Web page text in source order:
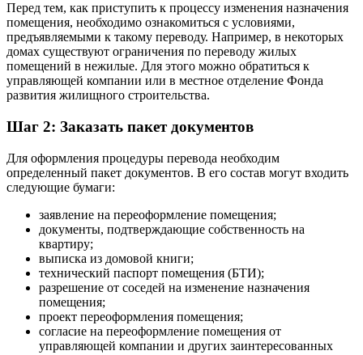
Перед тем, как приступить к процессу изменения назначения
помещения, необходимо ознакомиться с условиями,
предъявляемыми к такому переводу. Например, в некоторых
домах существуют ограничения по переводу жилых
помещений в нежилые. Для этого можно обратиться к
управляющей компании или в местное отделение Фонда
развития жилищного строительства.
Шаг 2: Заказать пакет документов
Для оформления процедуры перевода необходим
определенный пакет документов. В его состав могут входить
следующие бумаги:
заявление на переоформление помещения;
документы, подтверждающие собственность на
квартиру;
выписка из домовой книги;
технический паспорт помещения (БТИ);
разрешение от соседей на изменение назначения
помещения;
проект переоформления помещения;
согласие на переоформление помещения от
управляющей компании и других заинтересованных